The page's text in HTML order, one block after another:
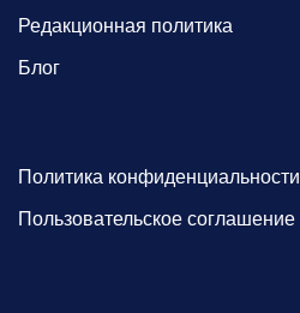
Редакционная политика
Блог
Политика конфиденциальности
Пользовательское соглашение